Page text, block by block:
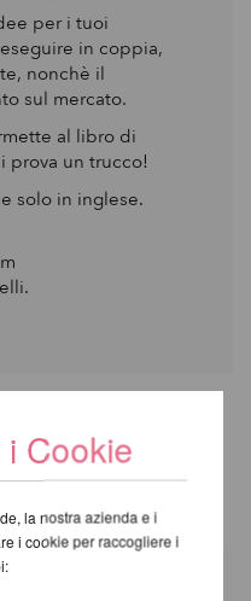
per i tuoi
in coppia,
nonchè il
sul mercato.
al libro di
prova un trucco!
solo in inglese.
DELLA
Cookie
la nostra azienda e i
i cookie per raccogliere i